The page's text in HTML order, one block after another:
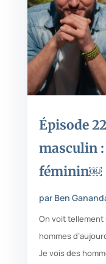
Épisode
masculin
féminin￼
par Ben
On voit
hommes
Je vois des